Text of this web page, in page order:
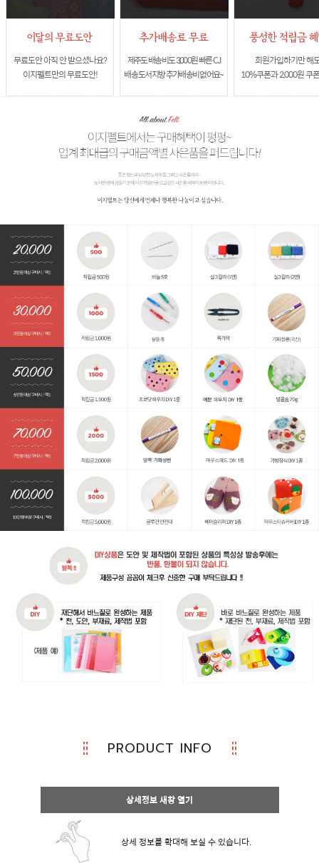
무료도안 아직 안 받으셨나요?
이지펠트만의 무료도안!
제주도 배송비도 3,000원 빠른 CJ
배송 도서지방 추가배송비 없어요~
회원가입하기만 해
10%쿠폰과 2,000원 쿠
PRODUCT INFO
상세정보 새창 열기
상세 정보를 확대해 보실 수 있습니다.